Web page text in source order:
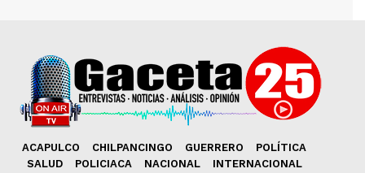
ACAPULCO CHILPANCINGO GUERRERO
POLÍTICA
SALUD
POLICIACA NACIONAL
INTERNACIONAL